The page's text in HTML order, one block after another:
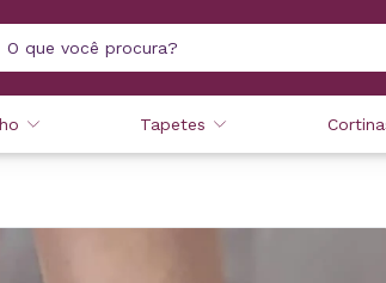
Tapetes